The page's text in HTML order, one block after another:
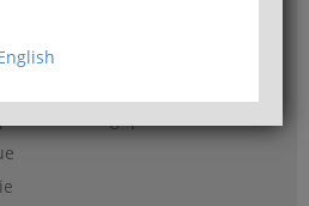
de philosophie